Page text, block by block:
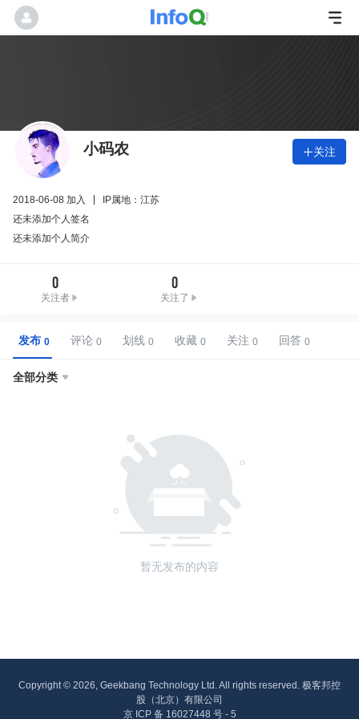
小码农 关注
2018-06-08 加入
IP属地：江苏
还未添加个人签名
还未添加个人简介
0
关注者
0
关注了
发布 评论 划线 收藏 关注 回答
全部分类 
暂无发布的内容
Copyright © 2026, Geekbang Technology Ltd. All rights reserved. 极客邦控
股（北京）有限公司
京 ICP 备 16027448 号 - 5